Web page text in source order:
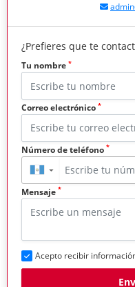
¿Prefieres que te
Tu nombre *
Correo electrónico *
Número de teléfono *
▼
Mensaje *
Acepto recibir